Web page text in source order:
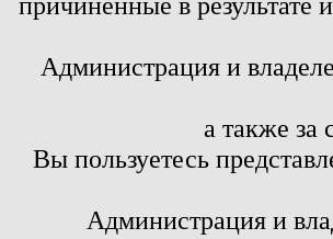
Администрация и
а также за
Вы пользуетесь
Администрация и